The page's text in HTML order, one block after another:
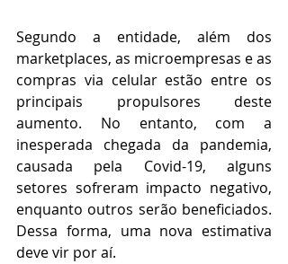
Segundo a entidade, além dos
marketplaces, as microempresas e as
compras via celular estão entre os
principais propulsores deste
aumento. No entanto, com a
inesperada chegada da pandemia,
causada pela Covid-19, alguns
setores sofreram impacto negativo,
enquanto outros serão beneficiados.
Dessa forma, uma nova estimativa
deve vir por aí.